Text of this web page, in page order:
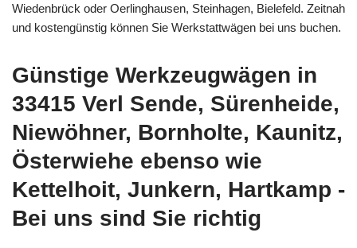
Wiedenbrück oder Oerlinghausen, Steinhagen, Bielefeld. Zeitnah
und kostengünstig können Sie Werkstattwägen bei uns buchen.
Günstige Werkzeugwägen in
33415 Verl Sende, Sürenheide,
Niewöhner, Bornholte, Kaunitz,
Österwiehe ebenso wie
Kettelhoit, Junkern, Hartkamp -
Bei uns sind Sie richtig